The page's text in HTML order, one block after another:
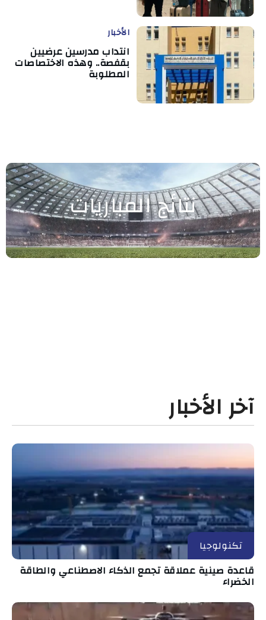
الأخبار
انتداب مدرسين عرضيين
بقفصة.. وهذه الاختصاصات
المطلوبة
نتائج المباريات
آخر الأخبار
تكنولوجيا
قاعدة صينية عملاقة تجمع الذكاء الاصطناعي والطاقة
الخضراء